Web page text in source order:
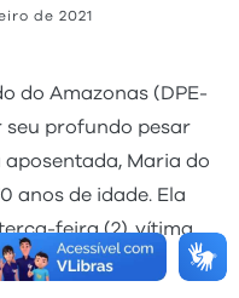
de 2021
do Amazonas (DPE-
seu profundo pesar
Maria do
anos de idade. Ela
feira (2), vítima
Covid-19.